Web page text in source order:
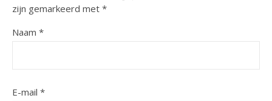
zijn gemarkeerd met *
Naam *
E-mail *